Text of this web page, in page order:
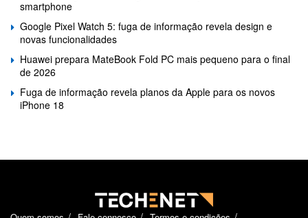
smartphone
Google Pixel Watch 5: fuga de informação revela design e
novas funcionalidades
Huawei prepara MateBook Fold PC mais pequeno para o final
de 2026
Fuga de informação revela planos da Apple para os novos
iPhone 18